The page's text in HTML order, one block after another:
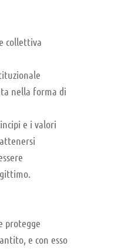
collettiva
nella forma di
e i valori
protegge
e con esso